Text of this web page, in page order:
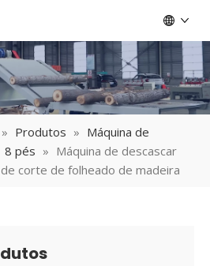
» Produtos » Máquina de
8 pés » Máquina de descascar
corte de folheado de madeira